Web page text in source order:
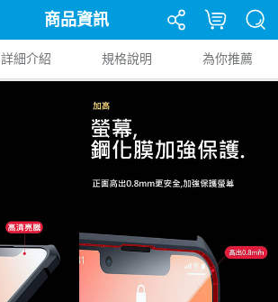
商品資訊
詳細介紹 規格說明 為你推薦